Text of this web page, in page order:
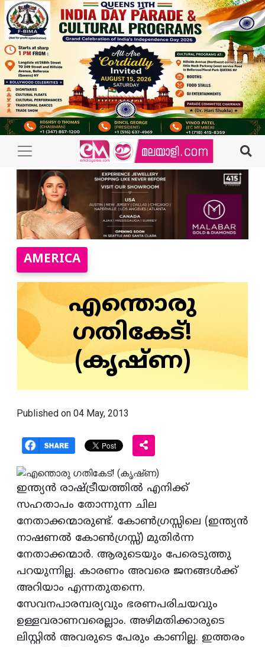
AMERICA
എന്തൊരു
ഗതികേട്‌!
(കൃഷ്‌ണ)
Published on 04 May, 2013
ഇന്ത്യന്‍ രാഷ്ട്രീയത്തില്‍ എനിക്ക്‌
സഹതാപം തോന്നുന്ന ചില
നേതാക്കന്മാരുണ്ട്‌. കോണ്‍ഗ്രസ്സിലെ (ഇന്ത്യന്‍
നാഷണല്‍ കോണ്‍ഗ്രസ്സ്‌) മുതിര്‍ന്ന
നേതാക്കന്മാര്‍. ആരുടെയും പേരെടുത്തു
പറയുന്നില്ല. കാരണം അവരെ ജനങ്ങള്‍ക്ക്‌
അറിയാം എന്നതുതന്നെ.
സേവനപാരമ്പര്യവും ഭരണപരിചയവും
ഉള്ളവരാണവരെല്ലാം. അഴിമതിക്കാരുടെ
ലിസ്റ്റില്‍ അവരുടെ പേരും കാണില്ല. ഇത്തരം